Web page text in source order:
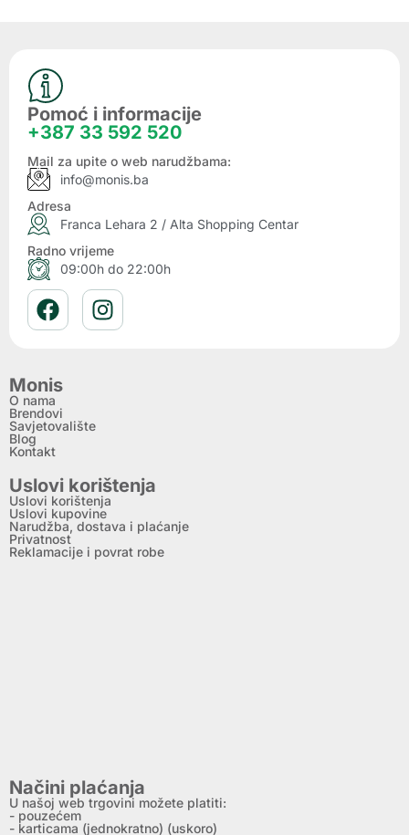
Pomoć i informacije
+387 33 592 520
Mail za upite o web narudžbama:
info@monis.ba
Adresa
Franca Lehara 2 / Alta Shopping Centar
Radno vrijeme
09:00h do 22:00h
Monis
O nama
Brendovi
Savjetovalište
Blog
Kontakt
Uslovi korištenja
Uslovi korištenja
Uslovi kupovine
Narudžba, dostava i plaćanje
Privatnost
Reklamacije i povrat robe
Načini plaćanja
U našoj web trgovini možete platiti:
- pouzećem
- karticama (jednokratno) (uskoro)